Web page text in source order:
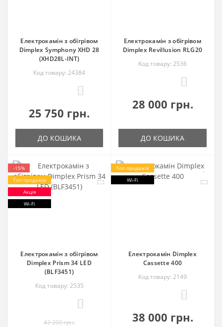
Електрокамін з обігрівом
Dimplex Symphony XHD 28
(XHD28L-INT)
Код товару: 24384
25 750 грн.
ДО КОШИКА
Електрокамін з обігрівом
Dimplex Revillusion RLG20
Код товару: 2536
28 000 грн.
ДО КОШИКА
-15%
Топ продажів
Акція
Wi-Fi
Електрокамін з обігрівом
Dimplex Prism 34 LED
(BLF3451)
Код товару: 2535
43 200 грн.
Топ продажів
Wi-Fi
Електрокамін Dimplex
Cassette 400
Код товару: 2149
38 000 грн.